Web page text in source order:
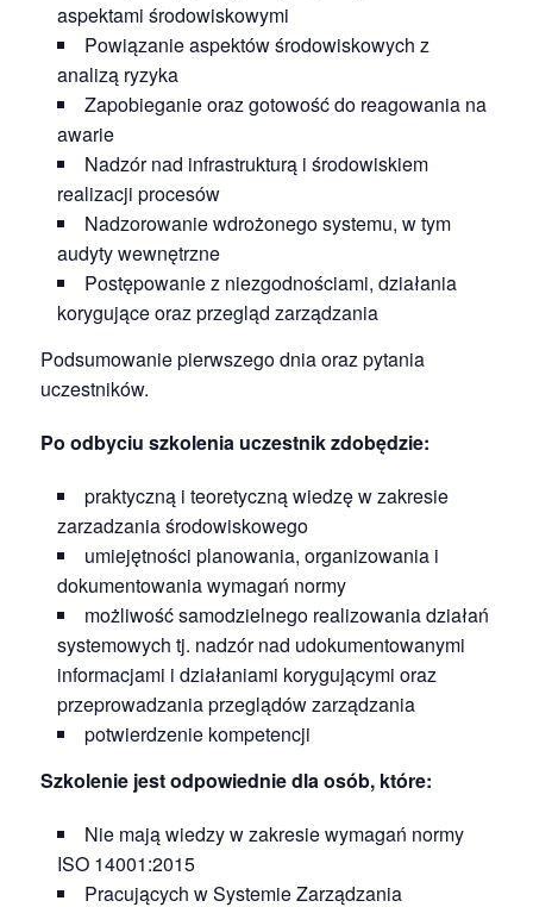
aspektami środowiskowymi
Powiązanie aspektów środowiskowych z
analizą ryzyka
Zapobieganie oraz gotowość do reagowania na
awarie
Nadzór nad infrastrukturą i środowiskiem
realizacji procesów
Nadzorowanie wdrożonego systemu, w tym
audyty wewnętrzne
Postępowanie z niezgodnościami, działania
korygujące oraz przegląd zarządzania
Podsumowanie pierwszego dnia oraz pytania
uczestników.
Po odbyciu szkolenia uczestnik zdobędzie:
praktyczną i teoretyczną wiedzę w zakresie
zarzadzania środowiskowego
umiejętności planowania, organizowania i
dokumentowania wymagań normy
możliwość samodzielnego realizowania działań
systemowych tj. nadzór nad udokumentowanymi
informacjami i działaniami korygującymi oraz
przeprowadzania przeglądów zarządzania
potwierdzenie kompetencji
Szkolenie jest odpowiednie dla osób, które:
Nie mają wiedzy w zakresie wymagań normy
ISO 14001:2015
Pracujących w Systemie Zarządzania